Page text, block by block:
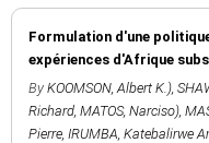
Formulation d'une
expériences d'Afrique
By KOOMSON, Albert K.),
Richard, MATOS, Narciso),
Pierre, IRUMBA, Katebalirwe